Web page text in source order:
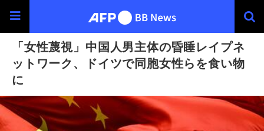
「女性蔑視」中国人男主体の昏睡レイプネ
ットワーク、ドイツで同胞女性らを食い物
に